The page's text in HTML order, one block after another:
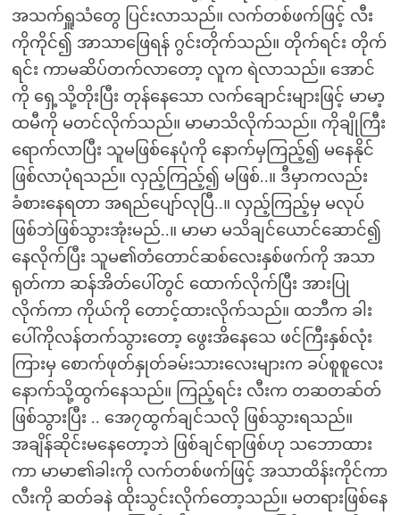
အသက်ရှူသံတွေ ပြင်းလာသည်။ လက်တစ်ဖက်ဖြင့် လီး
ကိုကိုင်၍ အာသာဖြေရန် ဂွင်းတိုက်သည်။ တိုက်ရင်း တိုက်
ရင်း ကာမဆိပ်တက်လာတော့ လူက ရဲလာသည်။ အောင်
ကို ရှေ့သို့တိုးပြီး တုန်နေသော လက်ချောင်းများဖြင့် မာမာ့
ထမီကို မတင်လိုက်သည်။ မာမာသိလိုက်သည်။ ကိုချိုကြီး
ရောက်လာပြီး သူမဖြစ်နေပုံကို နောက်မှကြည့်၍ မနေနိုင်
ဖြစ်လာပုံရသည်။ လှည့်ကြည့်၍ မဖြစ်..။ ဒီမှာကလည်း
ခံစားနေရတာ အရည်ပျော်လုပြီ..။ လှည့်ကြည့်မှ မလုပ်
ဖြစ်ဘဲဖြစ်သွားအုံးမည်..။ မာမာ မသိချင်ယောင်ဆောင်၍
နေလိုက်ပြီး သူမ၏တံတောင်ဆစ်လေးနှစ်ဖက်ကို အသာ
ရုတ်ကာ ဆန်အိတ်ပေါ်တွင် ထောက်လိုက်ပြီး အားပြု
လိုက်ကာ ကိုယ်ကို တောင့်ထားလိုက်သည်။ ထဘီက ခါး
ပေါ်ကိုလန်တက်သွားတော့ ဖွေးအိနေသေ ဖင်ကြီးနှစ်လုံး
ကြားမှ စောက်ဖုတ်နှုတ်ခမ်းသားလေးများက ခပ်စူစူလေး
နောက်သို့ထွက်နေသည်။ ကြည့်ရင်း လီးက တဆတဆ်တ်
ဖြစ်သွားပြီး .. အေ၇ထွက်ချင်သလို ဖြစ်သွားရသည်။
အချိန်ဆိုင်းမနေတော့ဘဲ ဖြစ်ချင်ရာဖြစ်ဟု သဘောထား
ကာ မာမာ၏ခါးကို လက်တစ်ဖက်ဖြင့် အသာထိန်းကိုင်ကာ
လီးကို ဆတ်ခနဲ ထိုးသွင်းလိုက်တော့သည်။ မတရားဖြစ်နေ